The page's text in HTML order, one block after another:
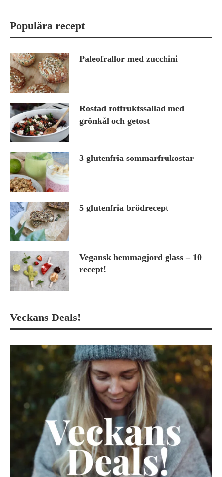
Populära recept
Paleofrallor med zucchini
Rostad rotfruktssallad med
grönkål och getost
3 glutenfria sommarfrukostar
5 glutenfria brödrecept
Vegansk hemmagjord glass – 10
recept!
Veckans Deals!